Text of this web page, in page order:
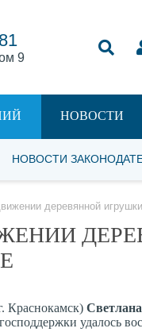
9
НОВОСТИ
НОВОСТИ
деревянной
Краснокамск)
удалось